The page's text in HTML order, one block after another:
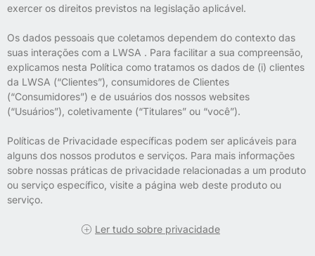
exercer os direitos previstos na legislação aplicável.
Os dados pessoais que coletamos dependem do contexto das
suas interações com a LWSA . Para facilitar a sua compreensão,
explicamos nesta Política como tratamos os dados de (i) clientes
da LWSA (“Clientes”), consumidores de Clientes
(“Consumidores”) e de usuários dos nossos websites
(“Usuários”), coletivamente (“Titulares” ou “você”).
Políticas de Privacidade específicas podem ser aplicáveis para
alguns dos nossos produtos e serviços. Para mais informações
sobre nossas práticas de privacidade relacionadas a um produto
ou serviço específico, visite a página web deste produto ou
serviço.
Ler tudo sobre privacidade